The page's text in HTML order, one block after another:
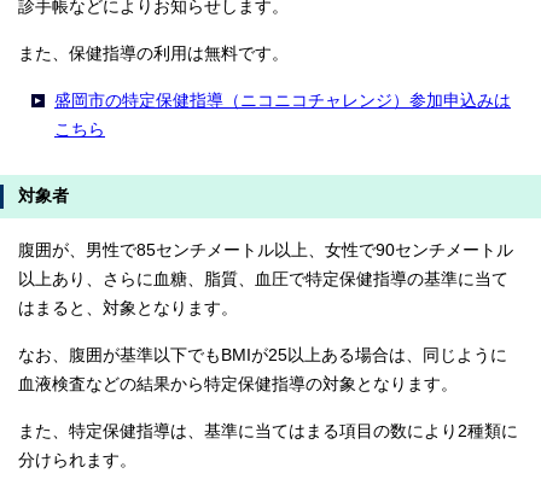
診手帳などによりお知らせします。
また、保健指導の利用は無料です。
盛岡市の特定保健指導（ニコニコチャレンジ）参加申込みは
こちら
対象者
腹囲が、男性で85センチメートル以上、女性で90センチメートル
以上あり、さらに血糖、脂質、血圧で特定保健指導の基準に当て
はまると、対象となります。
なお、腹囲が基準以下でもBMIが25以上ある場合は、同じように
血液検査などの結果から特定保健指導の対象となります。
また、特定保健指導は、基準に当てはまる項目の数により2種類に
分けられます。